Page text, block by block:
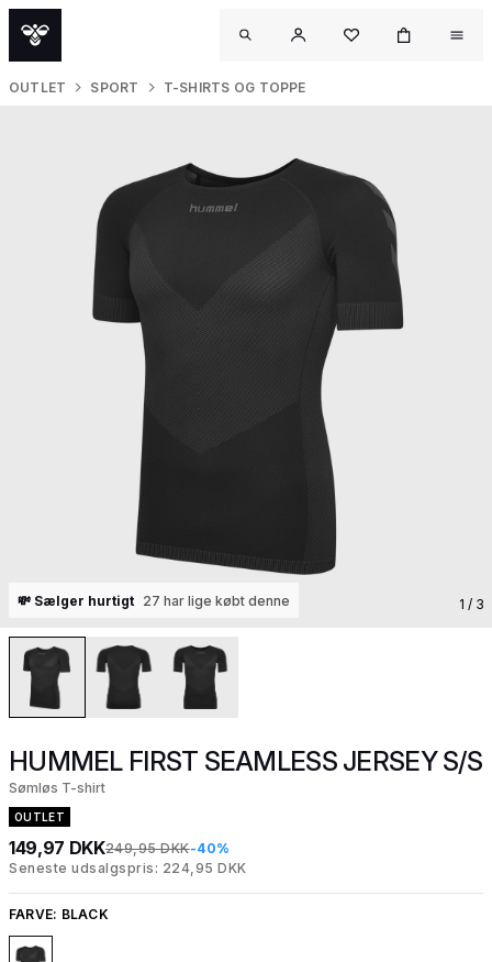
OUTLET SPORT T-SHIRTS OG TOPPE
💸 Sælger hurtigt 27 har lige købt denne 1 / 3
HUMMEL FIRST SEAMLESS JERSEY S/S
Sømløs T-shirt
OUTLET
149,97 DKK249,95 DKK-40%
Seneste udsalgspris: 224,95 DKK
FARVE: BLACK